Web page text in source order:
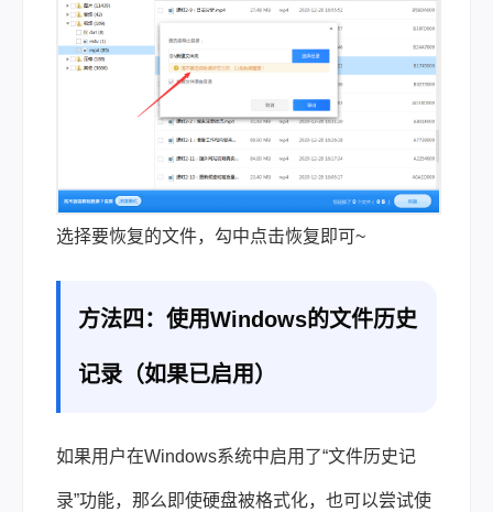
选择要恢复的文件，勾中点击恢复即可~
方法四：使用Windows的文件历史
记录（如果已启用）
如果用户在Windows系统中启用了“文件历史记
录”功能，那么即使硬盘被格式化，也可以尝试使